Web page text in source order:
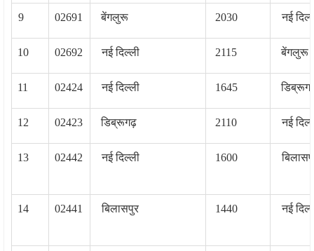
9 02691 बेंगलुरू 2030 नई
10 02692 नई दिल्‍ली 2115 बेंगलुरू
11 02424 नई दिल्‍ली 1645
12 02423 डिब्रूगढ़ 2110 नई
13 02442 नई दिल्‍ली 1600
14 02441 बिलासपुर 1440 नई